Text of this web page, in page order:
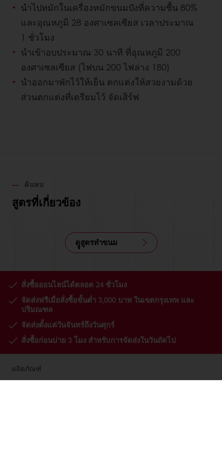
นำไปหมักในเครื่องหมักขนมปังที่ความชื้น 80%
และอุณหภูมิ 28 องศาเซลเซียส เวลาประมาณ
1 ชั่วโมง
นำเข้าอบประมาณ 30 นาที ที่อุณหภูมิ 200
องศาเซลเซียส (ไฟบน 200 ไฟล่าง 180)
นำออกมาพักไว้ให้เย็น ตกแต่งให้สวยงามด้วย
ส่วนตกแต่งที่เตรียมไว้ จัดเสิร์ฟ
ค้นพบ
สูตรที่เกี่ยวข้อง
ดููสูตรทำขนม
สั่งซื้อออนไลน์ได้ตลอด 24 ชั่วโมง
จัดส่งฟรีเมื่อสั่งซื้อขั้นต่ำ 3,000 บาท ในเขตกรุงเทพ และ
ปริมณฑล
จัดส่งตั้งแต่วันจันทร์ถึงวันศุกร์
สั่งซื้อก่อนบ่าย 3 โมง สำหรับการจัดส่งในวันถัดไป
ผลิตภัณฑ์
สูตรทำขนม